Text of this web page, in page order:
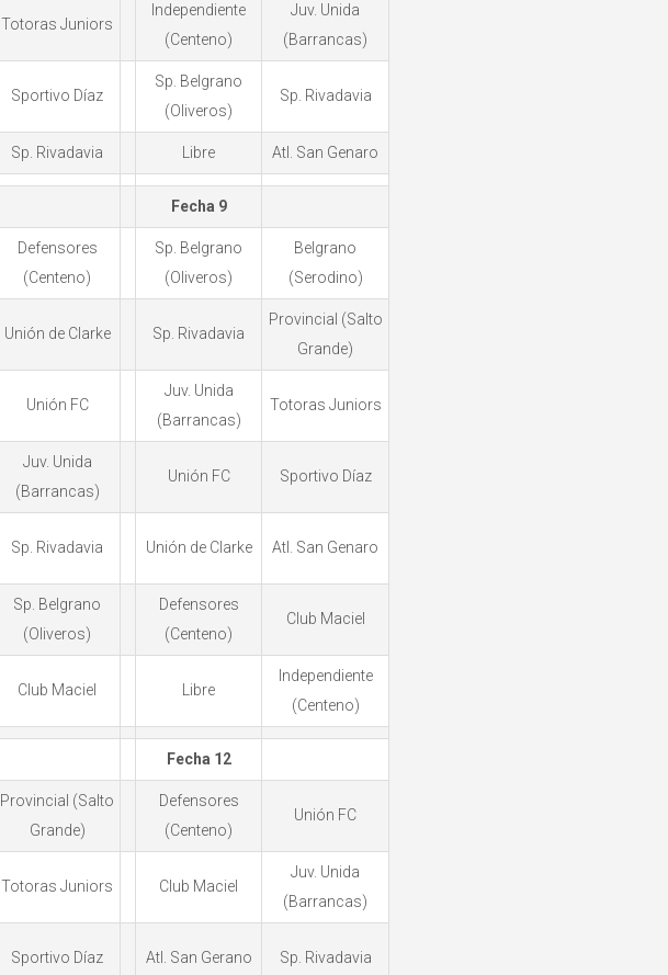
Totoras Juniors
Independiente
(Centeno)
Juv. Unida
(Barrancas)
Sportivo Díaz
Sp. Belgrano
(Oliveros)
Sp. Rivadavia
Sp. Rivadavia Libre Atl. San Genaro
Fecha 9
Defensores
(Centeno)
Sp. Belgrano
(Oliveros)
Belgrano
(Serodino)
Unión de Clarke Sp. Rivadavia
Provincial (Salto
Grande)
Unión FC
Juv. Unida
(Barrancas)
Totoras Juniors
Juv. Unida
(Barrancas)
Unión FC Sportivo Díaz
Sp. Rivadavia Unión de Clarke Atl. San Genaro
Sp. Belgrano
(Oliveros)
Defensores
(Centeno)
Club Maciel
Club Maciel Libre
Independiente
(Centeno)
Fecha 12
Provincial (Salto
Grande)
Defensores
(Centeno)
Unión FC
Totoras Juniors Club Maciel
Juv. Unida
(Barrancas)
Sportivo Díaz Atl. San Gerano Sp. Rivadavia